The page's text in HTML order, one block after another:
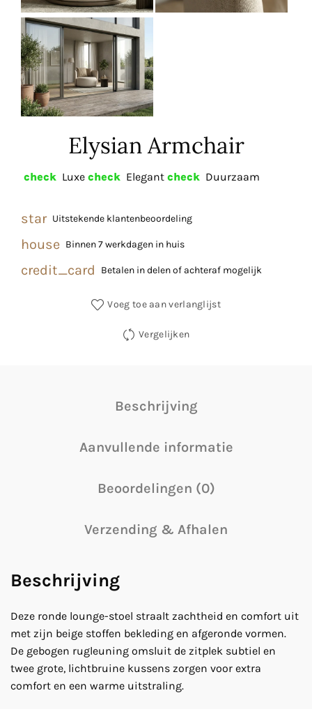
Elysian Armchair
check Luxe check Elegant check Duurzaam
star Uitstekende klantenbeoordeling
house Binnen 7 werkdagen in huis
credit_card Betalen in delen of achteraf mogelijk
Voeg toe aan verlanglijst
Vergelijken
Beschrijving
Aanvullende informatie
Beoordelingen (0)
Verzending & Afhalen
Beschrijving
Deze ronde lounge-stoel straalt zachtheid en comfort uit
met zijn beige stoffen bekleding en afgeronde vormen.
De gebogen rugleuning omsluit de zitplek subtiel en
twee grote, lichtbruine kussens zorgen voor extra
comfort en een warme uitstraling.